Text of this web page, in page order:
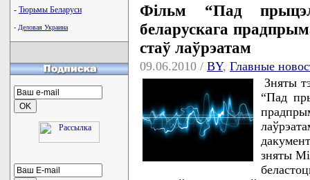
- Тюрьмы Беларуси
- Деловая Украина
Фільм “Пад
беларускага
стаў лаўрэатам
09.06.2010 / BY, Главные
Зняты
“Пад
зняты